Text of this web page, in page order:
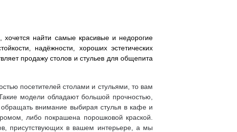
найти самые красивые и недорогие
надёжности, хороших эстетических
продажу столов и стульев для общепита
посетителей столами и стульями, то вам
модели обладают большой прочностью,
внимание выбирая стулья в кафе и
либо покрашена порошковой краской.
присутствующих в вашем интерьере, а мы